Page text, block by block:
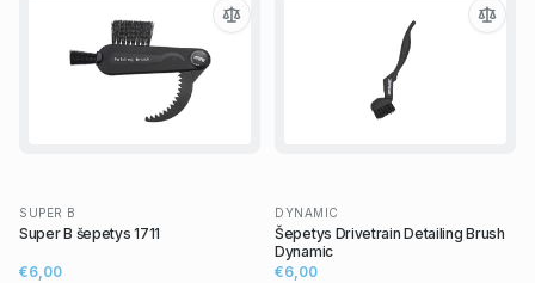
SUPER B
Super B šepetys 1711
€6,00
DYNAMIC
Šepetys Drivetrain Detailing Brush
Dynamic
€6,00